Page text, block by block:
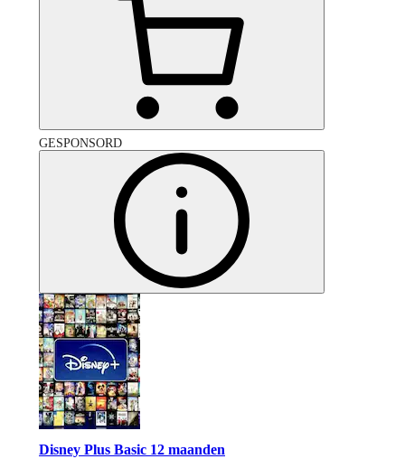
GESPONSORD
Disney Plus Basic 12 maanden